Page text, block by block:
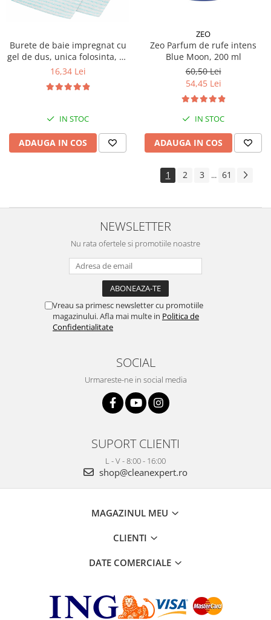
Burete de baie impregnat cu
gel de dus, unica folosinta, 24
buc/ pachet
16,34 Lei
IN STOC
ADAUGA IN COS
ZEO
Zeo Parfum de rufe intens
Blue Moon, 200 ml
60,50 Lei
54,45 Lei
IN STOC
ADAUGA IN COS
1 2 3 ... 61
NEWSLETTER
Nu rata ofertele si promotiile noastre
Vreau sa primesc newsletter cu promotiile
magazinului. Afla mai multe in Politica de
Confidentialitate
SOCIAL
Urmareste-ne in social media
SUPORT CLIENTI
L - V - 8:00 - 16:00
shop@cleanexpert.ro
MAGAZINUL MEU
CLIENTI
DATE COMERCIALE